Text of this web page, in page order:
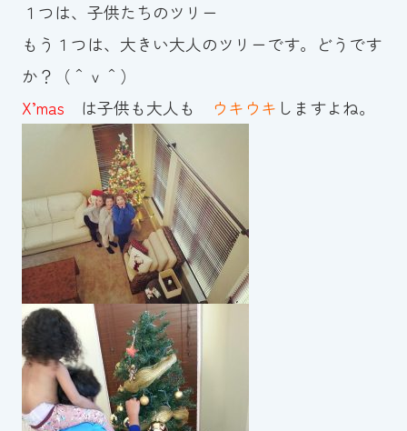
お問い合わせ
Tel.098-863-7264
平日 9:00～22:00｜土祝 9:00～21:00
メールでお問い合わせ
スイミングスクールの
体験申し込みはこちら!
１つは、子供たちのツリー
もう１つは、大きい大人のツリーです。どうです
か？（＾ｖ＾）
X’mas は子供も大人も ウキウキ しますよね。